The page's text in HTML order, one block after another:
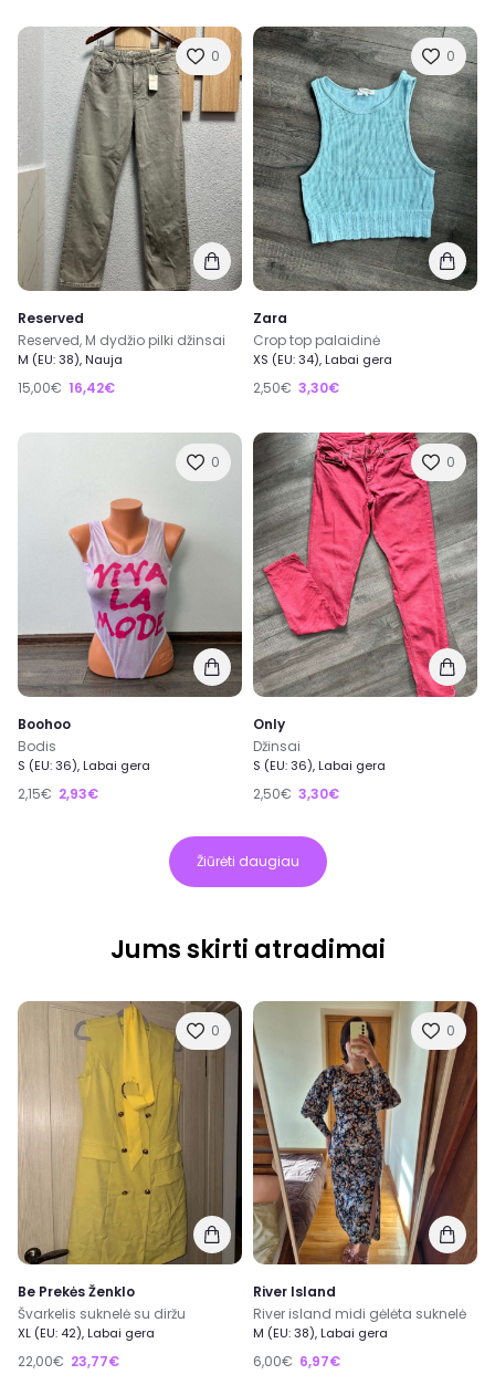
0
Reserved
Reserved, M dydžio pilki džinsai
M (EU: 38), Nauja
15,00€ 16,42€
0
Zara
Crop top palaidinė
XS (EU: 34), Labai gera
2,50€ 3,30€
0
Boohoo
Bodis
S (EU: 36), Labai gera
2,15€ 2,93€
0
Only
Džinsai
S (EU: 36), Labai gera
2,50€ 3,30€
Žiūrėti daugiau
Jums skirti atradimai
0
Be Prekės Ženklo
Švarkelis suknelė su diržu
XL (EU: 42), Labai gera
22,00€ 23,77€
0
River Island
River island midi gėlėta suknelė
M (EU: 38), Labai gera
6,00€ 6,97€